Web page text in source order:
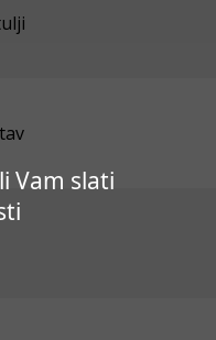
Vam slati